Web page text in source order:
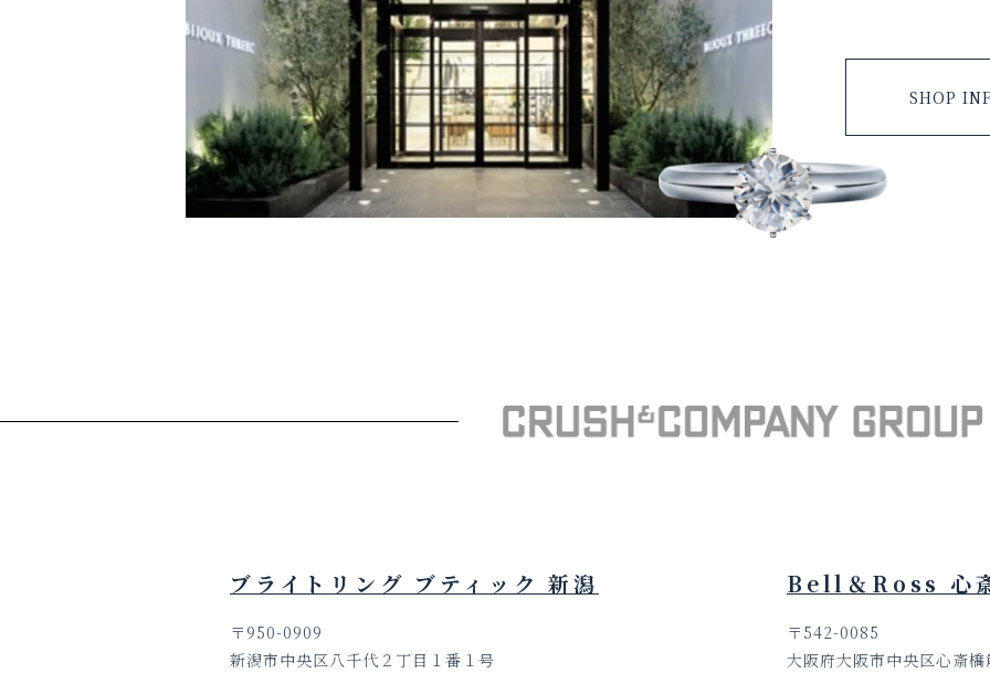
SHOP
ブライトリング ブティック 新潟
〒950-0909
新潟市中央区八千代２丁目１番１号
Bell＆Ross 心
〒542-0085
大阪府大阪市中央区心斎橋